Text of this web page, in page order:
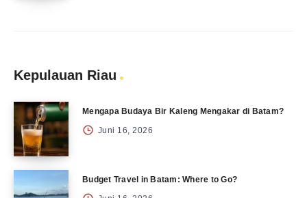
Kepulauan Riau
Mengapa Budaya Bir Kaleng Mengakar di Batam?
Juni 16, 2026
Budget Travel in Batam: Where to Go?